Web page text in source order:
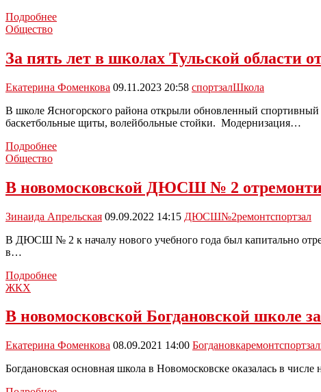
ПодробнееВ
людям
ожирением
в
спортзал
Общество
За пять лет в школах Тульской области
Екатерина Фоменкова 09.11.2023 20:58 спортзалШкола
В школе Ясногорского района открыли обновленный спортивный
баскетбольные щиты, волейбольные стойки. Модернизация…
ПодробнееЗа
школах
области
11
Общество
В новомосковской ДЮСШ № 2
Зинаида Апрельская 09.09.2022 14:15 ДЮСШ№2ремонтспортзал
В ДЮСШ № 2 к началу нового учебного года был капитально
в…
ПодробнееВ
№
2
спортивный
ЖКХ
В новомосковской Богдановской школе
Екатерина Фоменкова 08.09.2021 14:00 Богдановкаремонтспортзал
Богдановская основная школа в Новомосковске оказалась в